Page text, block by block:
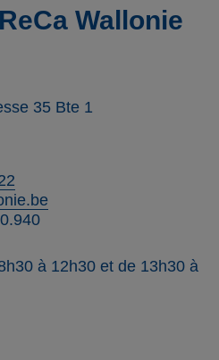
Wallonie
35 Bte 1
à 12h30 et de 13h30 à